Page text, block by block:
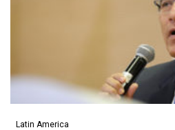
Latin America